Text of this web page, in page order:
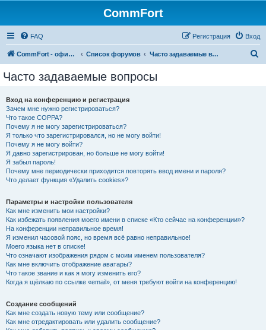
CommFort
FAQ Вход
Регистрация
CommFort - официальный сайт Список форумов Часто задаваемые вопросы
Часто задаваемые вопросы
Вход на конференцию и регистрация
Зачем мне нужно регистрироваться?
Что такое COPPA?
Почему я не могу зарегистрироваться?
Я только что зарегистрировался, но не могу войти!
Почему я не могу войти?
Я давно зарегистрирован, но больше не могу войти!
Я забыл пароль!
Почему мне периодически приходится повторять ввод имени и пароля?
Что делает функция «Удалить cookies»?
Параметры и настройки пользователя
Как мне изменить мои настройки?
Как избежать появления моего имени в списке «Кто сейчас на конференции»?
На конференции неправильное время!
Я изменил часовой пояс, но время всё равно неправильное!
Моего языка нет в списке!
Что означают изображения рядом с моим именем пользователя?
Как мне включить отображение аватары?
Что такое звание и как я могу изменить его?
Когда я щёлкаю по ссылке «email», от меня требуют войти на конференцию!
Создание сообщений
Как мне создать новую тему или сообщение?
Как мне отредактировать или удалить сообщение?